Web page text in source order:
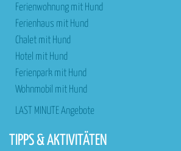
Ferienwohnung mit Hund
Ferienhaus mit Hund
Chalet mit Hund
Hotel mit Hund
Ferienpark mit Hund
Wohnmobil mit Hund
LAST MINUTE Angebote
TIPPS & AKTIVITÄTEN